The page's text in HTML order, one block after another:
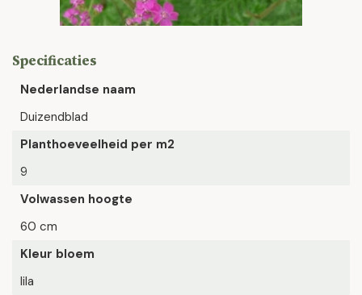
Specificaties
Nederlandse naam
Duizendblad
Planthoeveelheid per m2
9
Volwassen hoogte
60 cm
Kleur bloem
lila